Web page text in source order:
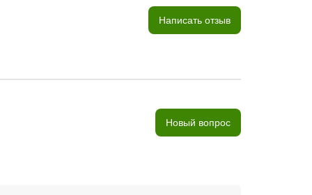
Написать отзыв
Новый вопрос